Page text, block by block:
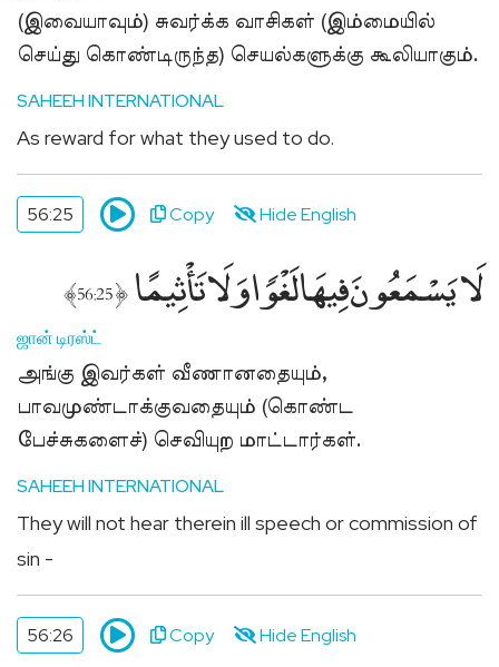
(இவையாவும்) சுவர்க்க வாசிகள் (இம்மையில்
செய்து கொண்டிருந்த) செயல்களுக்கு கூலியாகும்.
SAHEEH INTERNATIONAL
As reward for what they used to do.
56:25 Copy Hide English
لَا يَسْمَعُونَ فِيهَا لَغْوًۭا وَلَا تَأْثِيمًا ﴿56:25﴾
ஜான் டிரஸ்ட்
அங்கு இவர்கள் வீணானதையும்,
பாவமுண்டாக்குவதையும் (கொண்ட
பேச்சுகளைச்) செவியுற மாட்டார்கள்.
SAHEEH INTERNATIONAL
They will not hear therein ill speech or commission of
sin -
56:26 Copy Hide English